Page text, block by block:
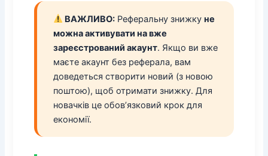
ВАЖЛИВО: Реферальну знижкуне
можна активувати на вже
зареєстрований акаунт. Якщо ви вже
маєте акаунт без реферала, вам
доведеться створити новий (з новою
поштою), щоб отримати знижку. Для
новачків це обов’язковий крок для
економії.